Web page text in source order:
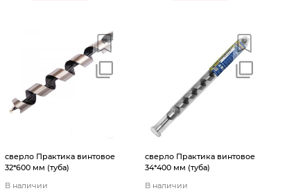
сверло Практика винтовое
32*600 мм (туба)
В наличии
сверло Практика винтовое
34*400 мм (туба)
В наличии